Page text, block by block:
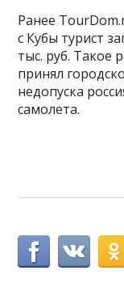
Ранее
с Кубы турист
тыс. руб. Такое
принял
недопуска
самолета.